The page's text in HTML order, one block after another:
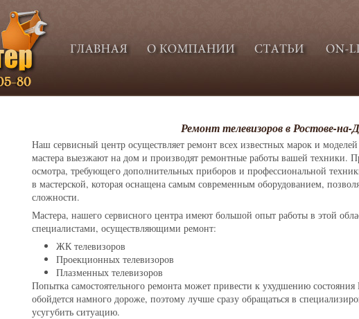
Ремонт телевизоров в Ростове-на-
Наш сервисный центр осуществляет ремонт всех известных марок и моделей
мастера выезжают на дом и производят ремонтные работы вашей техники.
осмотра, требующего дополнительных приборов и профессиональной
в мастерской, которая оснащена самым современным оборудованием,
сложности.
Мастера, нашего сервисного центра имеют большой опыт работы в этой
специалистами, осуществляющими ремонт:
ЖК телевизоров
Проекционных телевизоров
Плазменных телевизоров
Попытка самостоятельного ремонта может привести к ухудшению
обойдется намного дороже, поэтому лучше сразу обращаться в
усугубить ситуацию.